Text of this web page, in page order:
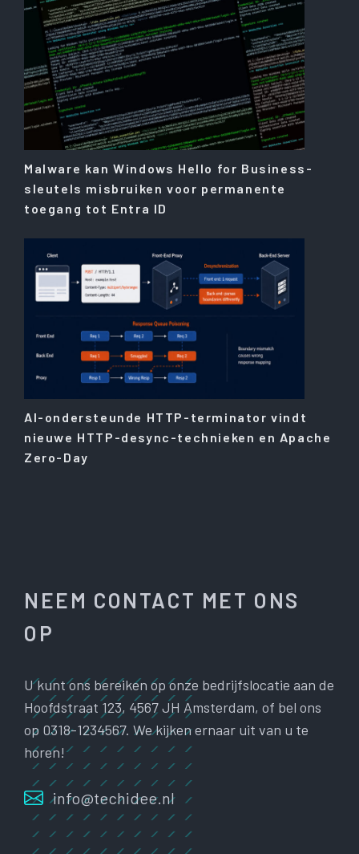
Malware kan Windows Hello for Business-
sleutels misbruiken voor permanente
toegang tot Entra ID
AI-ondersteunde HTTP-terminator vindt
nieuwe HTTP-desync-technieken en Apache
Zero-Day
NEEM CONTACT MET ONS
OP
U kunt ons bereiken op onze bedrijfslocatie aan de
Hoofdstraat 123, 4567 JH Amsterdam, of bel ons
op 0318-1234567. We kijken ernaar uit van u te
horen!
info@techidee.nl